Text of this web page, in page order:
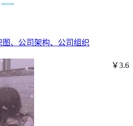
图、公司架构、公司组织
￥3.6